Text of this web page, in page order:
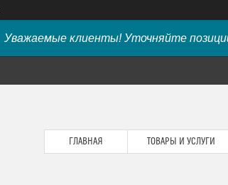
Уважаемые клиенты! Уточняйте
ГЛАВНАЯ ТОВАРЫ И УСЛУГИ